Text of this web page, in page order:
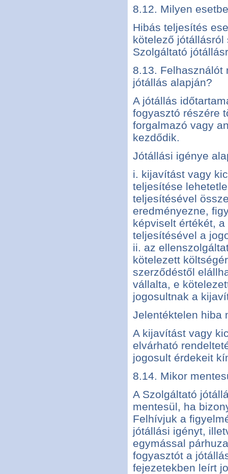
8.12. Milyen
Hibás teljesítés
kötelező jótállásról
Szolgáltató
8.13. Felhasználót
jótállás alapján?
A jótállás
fogyasztó részére
forgalmazó vagy
kezdődik.
Jótállási igénye
i. kijavítást vagy
teljesítése
teljesítésével
eredményezne,
képviselt értékét,
teljesítésével a
ii. az
kötelezett
szerződéstől
vállalta, e
jogosultnak a
Jelentéktelen hiba
A kijavítást vagy
elvárható
jogosult érdekeit
8.14. Mikor
A Szolgáltató
mentesül, ha
Felhívjuk a
jótállási igényt,
egymással
fogyasztót a
fejezetekben leírt